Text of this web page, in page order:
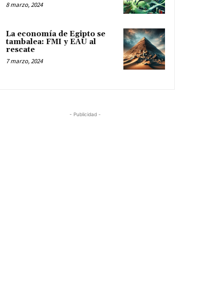
8 marzo, 2024
La economía de Egipto se
tambalea: FMI y EAU al
rescate
7 marzo, 2024
- Publicidad -